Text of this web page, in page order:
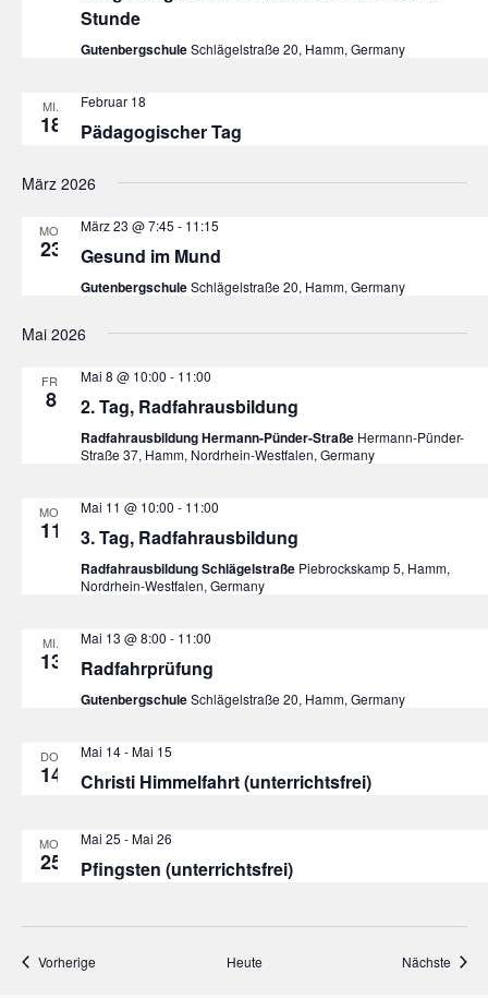
Stunde
GutenbergschuleSchlägelstraße 20, Hamm, Germany
MI.
18
Februar 18
Pädagogischer Tag
März 2026
MO.
23
März 23 @ 7:45 - 11:15
Gesund im Mund
GutenbergschuleSchlägelstraße 20, Hamm, Germany
Mai 2026
FR.
8
Mai 8 @ 10:00 - 11:00
2. Tag, Radfahrausbildung
Radfahrausbildung Hermann-Pünder-Straße Hermann-Pünder-
Straße 37, Hamm, Nordrhein-Westfalen, Germany
MO.
11
Mai 11 @ 10:00 - 11:00
3. Tag, Radfahrausbildung
Radfahrausbildung Schlägelstraße Piebrockskamp 5, Hamm,
Nordrhein-Westfalen, Germany
MI.
13
Mai 13 @ 8:00 - 11:00
Radfahrprüfung
GutenbergschuleSchlägelstraße 20, Hamm, Germany
DO.
14
Mai 14-Mai 15
Christi Himmelfahrt (unterrichtsfrei)
MO.
25
Mai 25 -Mai 26
Pfingsten (unterrichtsfrei)
VorherigeVeranstaltungen Heute Nächste